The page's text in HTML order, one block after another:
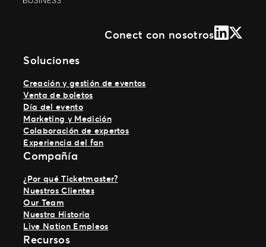
Conect con nosotrosLinkedIn
X
Soluciones
Creación y gestión de eventos
Venta de boletos
Día del evento
Marketing y Medición
Colaboración de expertos
Experiencia del fan
Compañía
¿Por qué Ticketmaster?
Nuestros Clientes
Our Team
Nuestra Historia
Live Nation Empleos
Recursos